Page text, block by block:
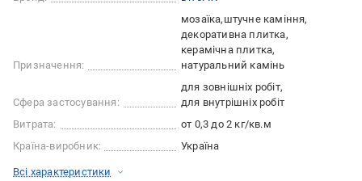
Призначення:
мозаїка штучне каміння
декоративна плитка
керамічна плитка
натуральний камінь
Сфера застосування:
для зовнішніх робіт
для внутрішніх робіт
Витрата:
от 0,3 до 2 кг/кв.м
Країна-виробник:
Україна
Всі характеристики